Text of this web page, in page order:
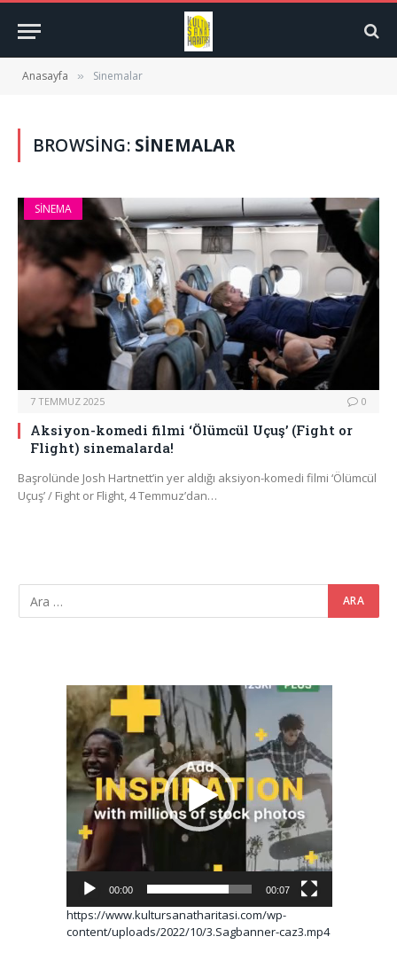
Anasayfa » Sinemalar
BROWSING: SINEMALAR
SINEMA
7 TEMMUZ 2025 0
Aksiyon-komedi filmi ‘Ölümcül Uçuş’ (Fight or
Flight) sinemalarda!
Başrolünde Josh Hartnett’in yer aldığı aksiyon-komedi filmi ‘Ölümcül
Uçuş’ / Fight or Flight, 4 Temmuz’dan…
Video
oynatıcı
00:00 00:07
https://www.kultursanatharitasi.com/wp-
content/uploads/2022/10/3.Sagbanner-caz3.mp4